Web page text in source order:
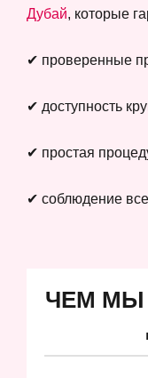
Дубай, которые
✔ проверенные
✔ доступность
✔ простая
✔ соблюдение
ЧЕМ МЫ